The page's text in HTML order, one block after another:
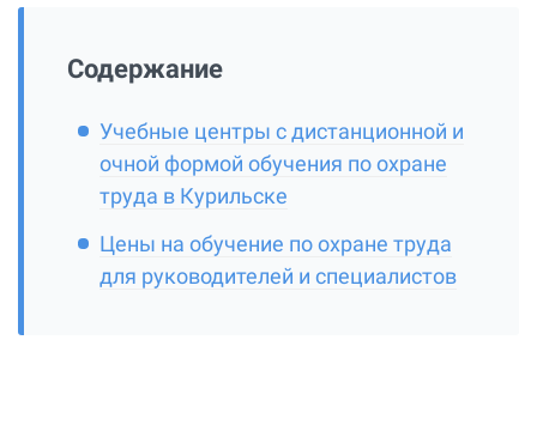
Содержание
Учебные центры с дистанционной и
очной формой обучения по охране
труда в Курильске
Цены на обучение по охране труда
для руководителей и специалистов